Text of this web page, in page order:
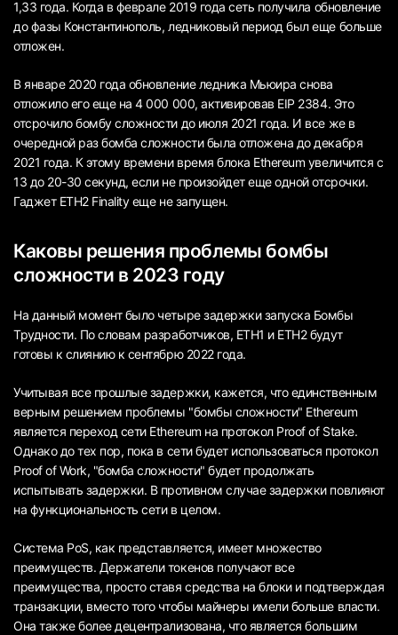
1,33 года. Когда в феврале 2019 года сеть получила обновление
до фазы Константинополь, ледниковый период был еще больше
отложен.
В январе 2020 года обновление ледника Мьюира снова
отложило его еще на 4 000 000, активировав EIP 2384. Это
отсрочило бомбу сложности до июля 2021 года. И все же в
очередной раз бомба сложности была отложена до декабря
2021 года. К этому времени время блока Ethereum увеличится с
13 до 20-30 секунд, если не произойдет еще одной отсрочки.
Гаджет ETH2 Finality еще не запущен.
Каковы решения проблемы бомбы
сложности в 2023 году
На данный момент было четыре задержки запуска Бомбы
Трудности. По словам разработчиков, ETH1 и ETH2 будут
готовы к слиянию к сентябрю 2022 года.
Учитывая все прошлые задержки, кажется, что единственным
верным решением проблемы "бомбы сложности" Ethereum
является переход сети Ethereum на протокол Proof of Stake.
Однако до тех пор, пока в сети будет использоваться протокол
Proof of Work, "бомба сложности" будет продолжать
испытывать задержки. В противном случае задержки повлияют
на функциональность сети в целом.
Система PoS, как представляется, имеет множество
преимуществ. Держатели токенов получают все
преимущества, просто ставя средства на блоки и подтверждая
транзакции, вместо того чтобы майнеры имели больше власти.
Она также более децентрализована, что является большим